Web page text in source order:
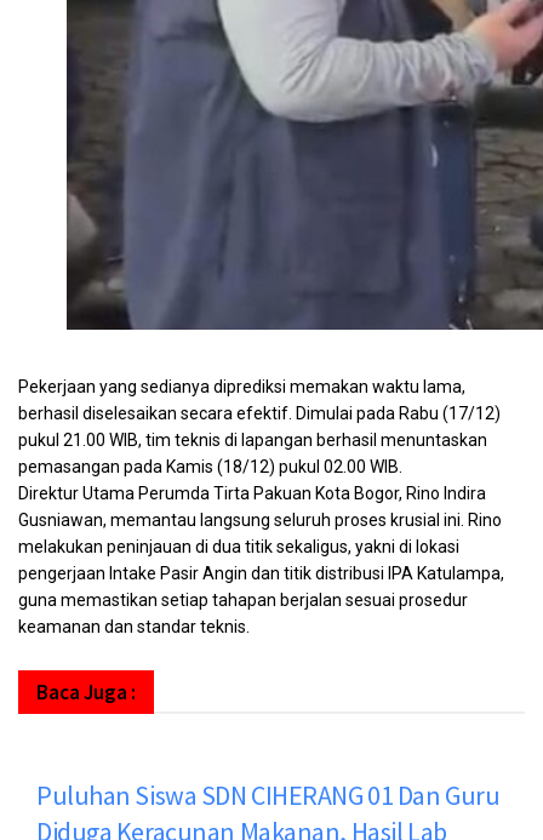
Pekerjaan yang sedianya diprediksi memakan waktu lama,
berhasil diselesaikan secara efektif. Dimulai pada Rabu (17/12)
pukul 21.00 WIB, tim teknis di lapangan berhasil menuntaskan
pemasangan pada Kamis (18/12) pukul 02.00 WIB.
Direktur Utama Perumda Tirta Pakuan Kota Bogor, Rino Indira
Gusniawan, memantau langsung seluruh proses krusial ini. Rino
melakukan peninjauan di dua titik sekaligus, yakni di lokasi
pengerjaan Intake Pasir Angin dan titik distribusi IPA Katulampa,
guna memastikan setiap tahapan berjalan sesuai prosedur
keamanan dan standar teknis.
Baca Juga :
Puluhan Siswa SDN CIHERANG 01 Dan Guru
Diduga Keracunan Makanan, Hasil Lab